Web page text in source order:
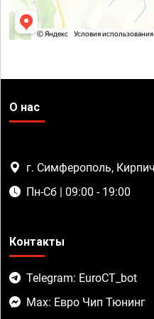
О нас
г. Симферополь,
Пн-Сб | 09:00 - 19:00
Контакты
Telegram: EuroCT_bot
Max: Евро Чип Тюнинг